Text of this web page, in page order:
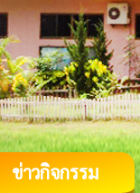
ข่าวกิจกรรม